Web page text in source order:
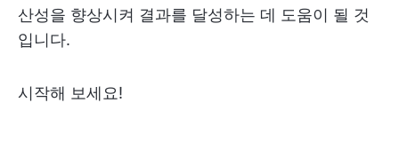
산성을 향상시켜 결과를 달성하는 데 도움이 될 것
입니다.
시작해 보세요!